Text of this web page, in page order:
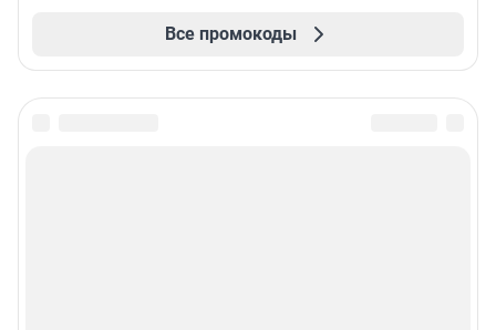
Все промокоды